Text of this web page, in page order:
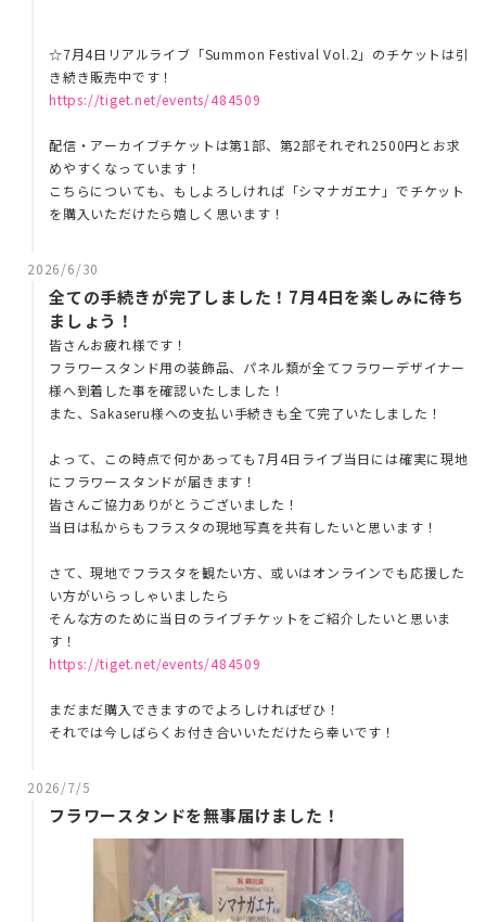
☆7月4日リアルライブ「Summon Festival Vol.2」のチケットは引
き続き販売中です！
https://tiget.net/events/484509
配信・アーカイブチケットは第1部、第2部それぞれ2500円とお求
めやすくなっています！
こちらについても、もしよろしければ「シマナガエナ」でチケット
を購入いただけたら嬉しく思います！
2026/6/30
全ての手続きが完了しました！7月4日を楽しみに待ち
ましょう！
皆さんお疲れ様です！
フラワースタンド用の装飾品、パネル類が全てフラワーデザイナー
様へ到着した事を確認いたしました！
また、Sakaseru様への支払い手続きも全て完了いたしました！
よって、この時点で何かあっても7月4日ライブ当日には確実に現地
にフラワースタンドが届きます！
皆さんご協力ありがとうございました！
当日は私からもフラスタの現地写真を共有したいと思います！
さて、現地でフラスタを観たい方、或いはオンラインでも応援した
い方がいらっしゃいましたら
そんな方のために当日のライブチケットをご紹介したいと思いま
す！
https://tiget.net/events/484509
まだまだ購入できますのでよろしければぜひ！
それでは今しばらくお付き合いいただけたら幸いです！
2026/7/5
フラワースタンドを無事届けました！